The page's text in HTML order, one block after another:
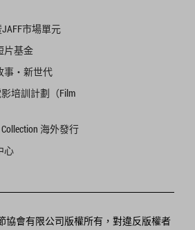
JAFF市場單元
片基金
事‧新世代
影培訓計劃（Film
Collection 海外發行
心
協會有限公司版權所有，對違反版權者